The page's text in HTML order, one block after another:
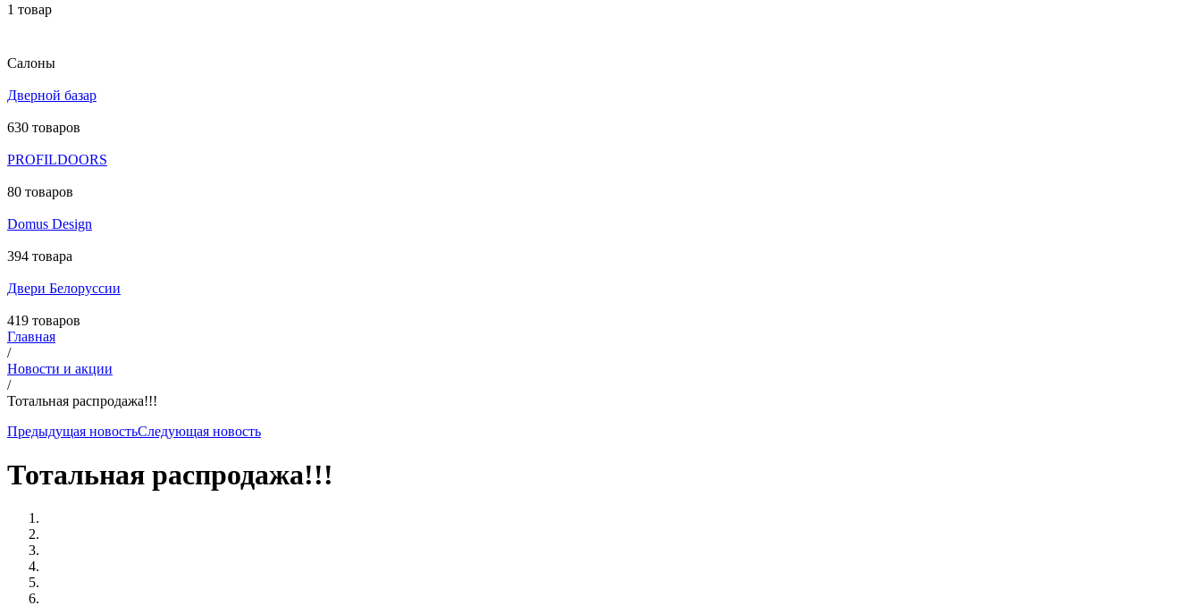
1 товар
Салоны
Дверной базар
630 товаров
PROFILDOORS
80 товаров
Domus Design
394 товара
Двери Белоруссии
419 товаров
Главная
/
Новости и акции
/
Тотальная распродажа!!!
Предыдущая новостьСледующая новость
Тотальная распродажа!!!